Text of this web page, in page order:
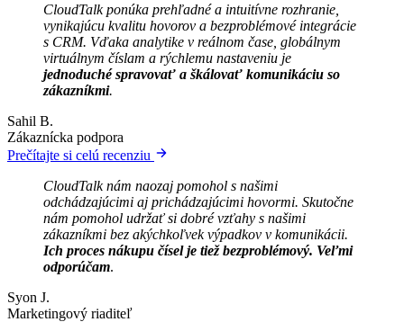
CloudTalk ponúka prehľadné a intuitívne rozhranie,
vynikajúcu kvalitu hovorov a bezproblémové integrácie
s CRM. Vďaka analytike v reálnom čase, globálnym
virtuálnym číslam a rýchlemu nastaveniu je
jednoduché spravovať a škálovať komunikáciu so
zákazníkmi.
Sahil B.
Zákaznícka podpora
Prečítajte si celú recenziu
CloudTalk nám naozaj pomohol s našimi
odchádzajúcimi aj prichádzajúcimi hovormi. Skutočne
nám pomohol udržať si dobré vzťahy s našimi
zákazníkmi bez akýchkoľvek výpadkov v komunikácii.
Ich proces nákupu čísel je tiež bezproblémový. Veľmi
odporúčam.
Syon J.
Marketingový riaditeľ